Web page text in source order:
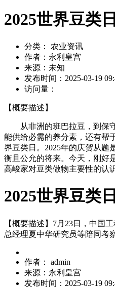
2025世界豆类
分类：
农业资讯
作者： 永利皇宫
来源： 未知
发布时间： 2025-03-19
访问量：
【概要描述】
从非洲的班巴拉豆，到保守
能供给必需的养分素，还有帮
界豆类日。2025年的庆贺从题
衡且公允的将来。今天，刚好
高峻家对豆类做物主要性的认
2025世界豆类
【概要描述】 7月23日，中国
总经理夏中华研究员等陪同考察
作者：
admin
来源： 永利皇宫
发布时间： 2025-03-19